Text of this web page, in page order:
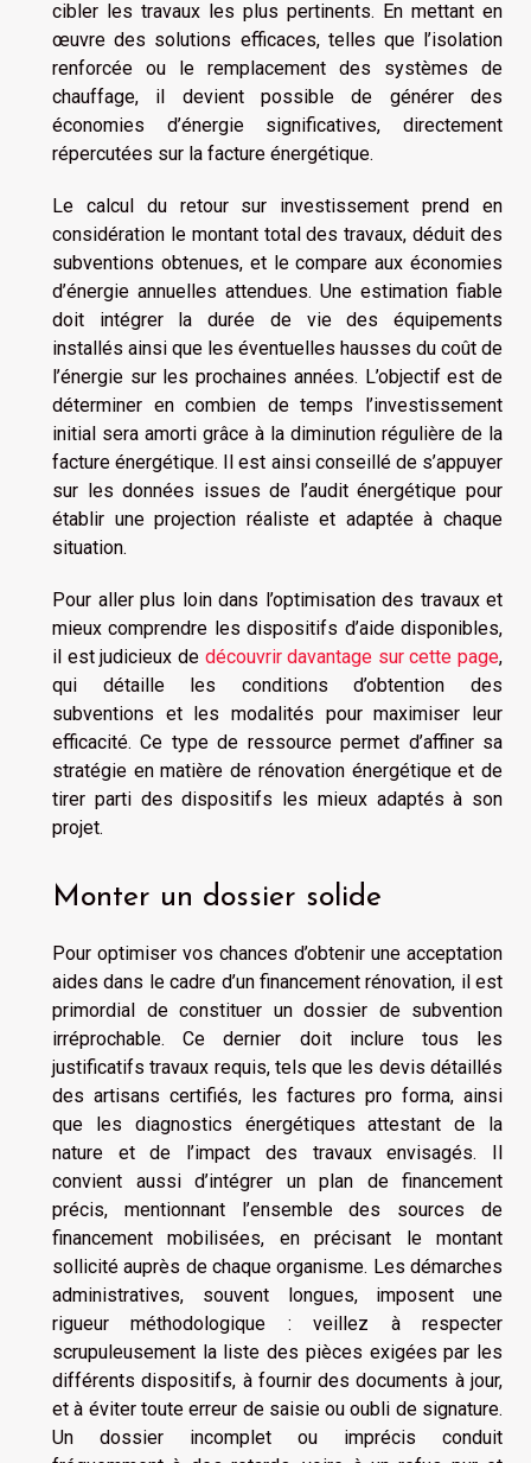
cibler les travaux les plus pertinents. En mettant en
œuvre des solutions efficaces, telles que l’isolation
renforcée ou le remplacement des systèmes de
chauffage, il devient possible de générer des
économies d’énergie significatives, directement
répercutées sur la facture énergétique.
Le calcul du retour sur investissement prend en
considération le montant total des travaux, déduit des
subventions obtenues, et le compare aux économies
d’énergie annuelles attendues. Une estimation fiable
doit intégrer la durée de vie des équipements
installés ainsi que les éventuelles hausses du coût de
l’énergie sur les prochaines années. L’objectif est de
déterminer en combien de temps l’investissement
initial sera amorti grâce à la diminution régulière de la
facture énergétique. Il est ainsi conseillé de s’appuyer
sur les données issues de l’audit énergétique pour
établir une projection réaliste et adaptée à chaque
situation.
Pour aller plus loin dans l’optimisation des travaux et
mieux comprendre les dispositifs d’aide disponibles,
il est judicieux de découvrir davantage sur cette page,
qui détaille les conditions d’obtention des
subventions et les modalités pour maximiser leur
efficacité. Ce type de ressource permet d’affiner sa
stratégie en matière de rénovation énergétique et de
tirer parti des dispositifs les mieux adaptés à son
projet.
Monter un dossier solide
Pour optimiser vos chances d’obtenir une acceptation
aides dans le cadre d’un financement rénovation, il est
primordial de constituer un dossier de subvention
irréprochable. Ce dernier doit inclure tous les
justificatifs travaux requis, tels que les devis détaillés
des artisans certifiés, les factures pro forma, ainsi
que les diagnostics énergétiques attestant de la
nature et de l’impact des travaux envisagés. Il
convient aussi d’intégrer un plan de financement
précis, mentionnant l’ensemble des sources de
financement mobilisées, en précisant le montant
sollicité auprès de chaque organisme. Les démarches
administratives, souvent longues, imposent une
rigueur méthodologique : veillez à respecter
scrupuleusement la liste des pièces exigées par les
différents dispositifs, à fournir des documents à jour,
et à éviter toute erreur de saisie ou oubli de signature.
Un dossier incomplet ou imprécis conduit